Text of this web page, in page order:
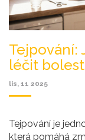
Tejpování:
léčit
lis, 11 2025
Tejpování je
která pomáhá